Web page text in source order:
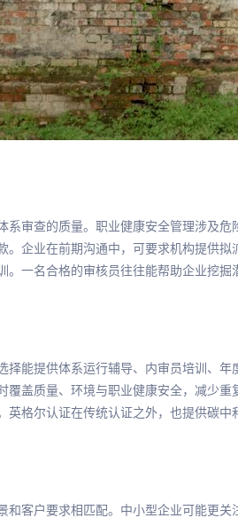
系审查的质量。职业健康安全管理涉及
。企业在前期沟通中，可要求机构提供
一名合格的审核员往往能帮助企业挖掘
择能提供体系运行辅导、内审员培训、
覆盖质量、环境与职业健康安全，减少
英格尔认证在传统认证之外，也提供碳中
和客户要求相匹配。中小型企业可能更